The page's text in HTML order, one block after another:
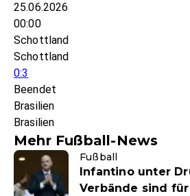
25.06.2026
00:00
Schottland
Schottland
0:3
Beendet
Brasilien
Brasilien
Mehr Fußball-News
Fußball
Infantino unter
Verbände sind